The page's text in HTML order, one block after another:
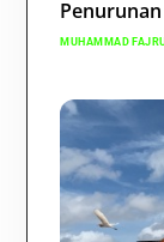
MUHAMMAD